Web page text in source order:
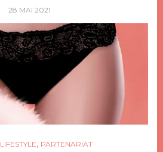
28 MAI 2021
LIFESTYLE, PARTENARIAT